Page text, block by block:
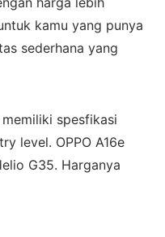
kamu yang punya
sederhana yang
memiliki spesfikasi
level. OPPO A16e
G35. Harganya